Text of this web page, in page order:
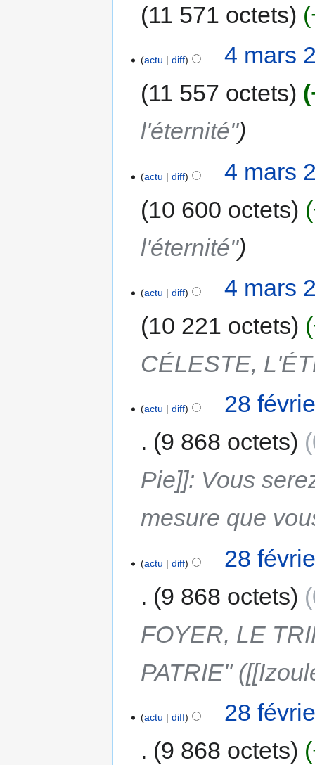
11 571 octets
actu diff
4 mars
11 557 octets
l'éternité"
actu diff
4 mars
10 600 octets
l'éternité"
actu diff
4 mars
10 221 octets
CÉLESTE,
actu diff
28
9 868 octets
Pie]]: Vous
mesure que
actu diff
28
9 868 octets
FOYER, LE
PATRIE"
actu diff
28
9 868 octets